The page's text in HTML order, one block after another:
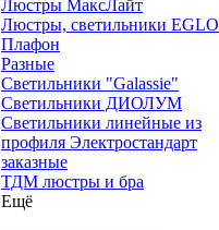
Люстры МаксЛайт
Люстры, светильники EGLO
Плафон
Разные
Светильники "Galassie"
Светильники ДИОЛУМ
Светильники линейные из
профиля Электростандарт
заказные
ТДМ люстры и бра
Ещё